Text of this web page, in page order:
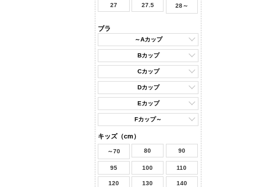
27 27.5 28～
ブラ
～Aカップ
Bカップ
Cカップ
Dカップ
Eカップ
Fカップ～
キッズ（cm）
～70 80 90
95 100 110
120 130 140